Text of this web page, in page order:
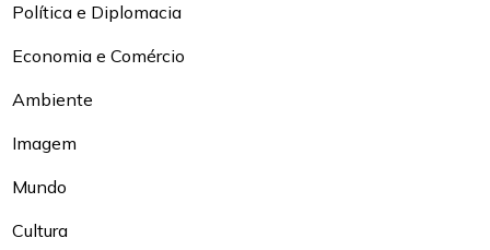
Política e Diplomacia
Economia e Comércio
Ambiente
Imagem
Mundo
Cultura